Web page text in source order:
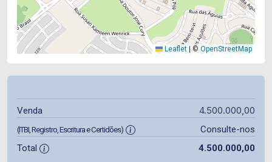
Leaflet |© OpenStreetMap
Venda 4.500.000,00
(ITBI, Registro, Escritura e Certidões)
Consulte-nos
Total
4.500.000,00